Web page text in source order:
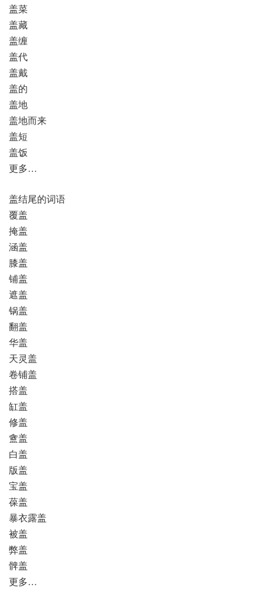
盖菜
盖藏
盖缠
盖代
盖戴
盖的
盖地
盖地而来
盖短
盖饭
更多…
盖结尾的词语
覆盖
掩盖
涵盖
膝盖
铺盖
遮盖
锅盖
翻盖
华盖
天灵盖
卷铺盖
搭盖
缸盖
修盖
盦盖
白盖
版盖
宝盖
葆盖
暴衣露盖
被盖
弊盖
髀盖
更多…